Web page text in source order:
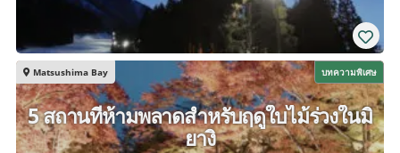
บทความพิเศษ
Matsushima Bay
5 สถานที่ห้ามพลาดสำหรับฤดูใบไม้ร่วงในมิ
ยางิ